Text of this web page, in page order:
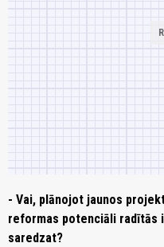
- Vai, plānojot jaunos
reformas potenciāli radītās
saredzat?